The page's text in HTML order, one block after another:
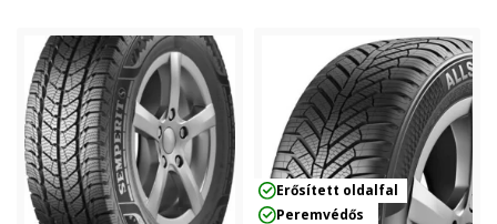
Erősített oldalfal
Peremvédős